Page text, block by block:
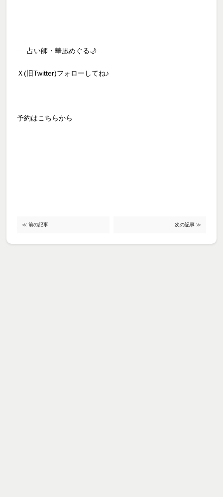
──占い師・華凪めぐる🌙
Ｘ(旧Twitter)フォローしてね♪
予約はこちらから
≪ 前の記事 次の記事 ≫